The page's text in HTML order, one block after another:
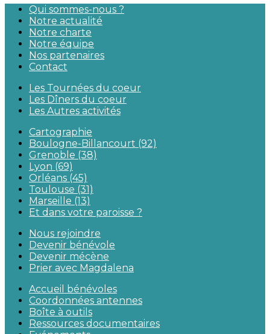
Qui sommes-nous ?
Notre actualité
Notre charte
Notre équipe
Nos partenaires
Contact
Les Tournées du coeur
Les Dîners du coeur
Les Autres activités
Cartographie
Boulogne-Billancourt (92)
Grenoble (38)
Lyon (69)
Orléans (45)
Toulouse (31)
Marseille (13)
Et dans votre paroisse ?
Nous rejoindre
Devenir bénévole
Devenir mécène
Prier avec Magdalena
Accueil bénévoles
Coordonnées antennes
Boîte à outils
Ressources documentaires